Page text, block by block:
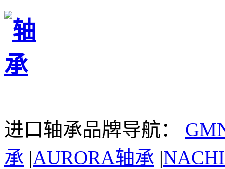
进口轴承品牌导航：
承 |AURORA轴承 |